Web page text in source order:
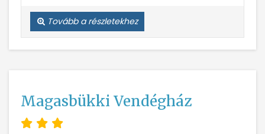
Tovább a részletekhez
Magasbükki Vendégház